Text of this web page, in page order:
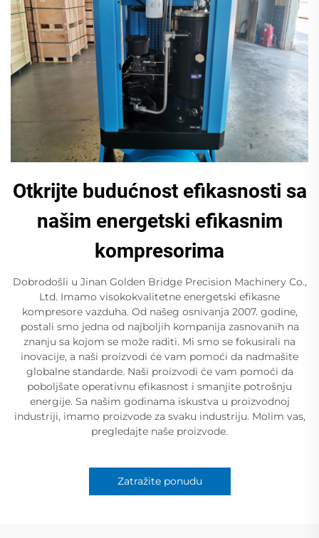
Otkrijte budućnost efikasnosti sa
našim energetski efikasnim
kompresorima
Dobrodošli u Jinan Golden Bridge Precision Machinery Co.,
Ltd. Imamo visokokvalitetne energetski efikasne
kompresore vazduha. Od našeg osnivanja 2007. godine,
postali smo jedna od najboljih kompanija zasnovanih na
znanju sa kojom se može raditi. Mi smo se fokusirali na
inovacije, a naši proizvodi će vam pomoći da nadmašite
globalne standarde. Naši proizvodi će vam pomoći da
poboljšate operativnu efikasnost i smanjite potrošnju
energije. Sa našim godinama iskustva u proizvodnoj
industriji, imamo proizvode za svaku industriju. Molim vas,
pregledajte naše proizvode.
Zatražite ponudu